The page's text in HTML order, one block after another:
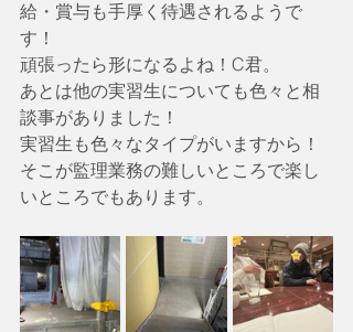
給・賞与も手厚く待遇されるようで
す！
頑張ったら形になるよね！C君。
あとは他の実習生についても色々と相
談事がありました！
実習生も色々なタイプがいますから！
そこが監理業務の難しいところで楽し
いところでもあります。